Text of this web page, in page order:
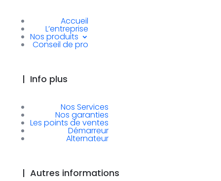
Accueil
L’entreprise
Nos produits
Conseil de pro
| Info plus
Nos Services
Nos garanties
Les points de ventes
Démarreur
Alternateur
| Autres informations